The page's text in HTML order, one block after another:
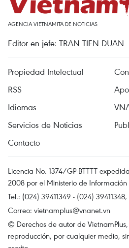
AGENCIA VIETNAMITA DE NOTICIAS
Editor en jefe: TRAN TIEN DUAN
Propiedad Intelectual
RSS
Idiomas
Servicios de Noticias
Contacto
Licencia No. 1374/GP-BTTTT
2008 por el Ministerio de
Tel.: (024) 39411349 - (024)
Correo: vietnamplus@vnanet.vn
© Derechos de autor de
reproducción, por cualquier medio,